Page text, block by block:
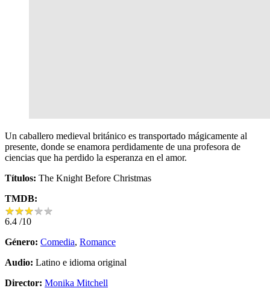
Un caballero medieval británico es transportado mágicamente al
presente, donde se enamora perdidamente de una profesora de
ciencias que ha perdido la esperanza en el amor.
Títulos: The Knight Before Christmas
TMDB:
★★★★★
★★★★★
6.4 /10
Género: Comedia, Romance
Audio: Latino e idioma original
Director: Monika Mitchell